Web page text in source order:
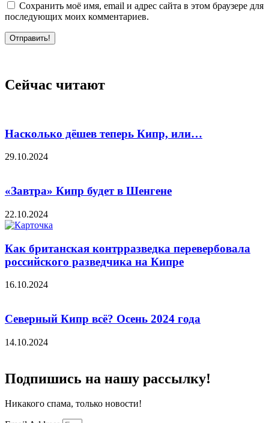
Сохранить моё имя, email и адрес сайта в этом браузере для
последующих моих комментариев.
Отправить!
Сейчас читают
Насколько дёшев теперь Кипр, или…
29.10.2024
«Завтра» Кипр будет в Шенгене
22.10.2024
Как британская контрразведка перевербовала
российского разведчика на Кипре
16.10.2024
Северный Кипр всё? Осень 2024 года
14.10.2024
Подпишись на нашу рассылку!
Никакого спама, только новости!